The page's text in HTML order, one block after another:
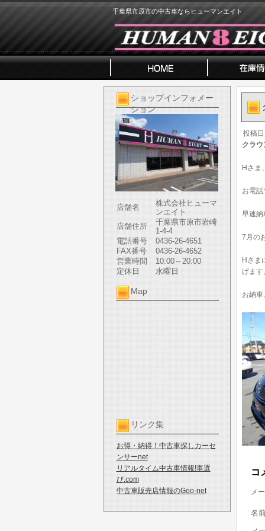
千葉県市原市の中古車ならヒューマンエイト
ショップインフォメー
ション
店舗名
株式会社ヒューマ
ンエイト
店舗住所
千葉県市原市岩崎
1-4-4
電話番号
0436-26-4651
FAX番号
0436-26-4652
営業時間
10:00～20:00
定休日
水曜日
Map
リンク集
お得・納得！中古車探しカーセ
ンサーnet
リアルタイム中古車情報!車選
び.com
中古車販売店情報のGoo-net
投稿日
クラ
Hさま
お電
早速納
7月の
Hさま
げます
お納車
コ
メ
名